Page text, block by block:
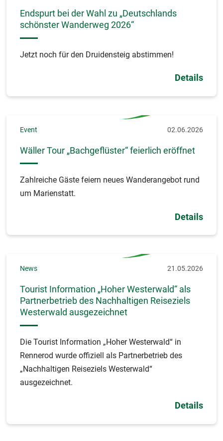
Endspurt bei der Wahl zu „Deutschlands
schönster Wanderweg 2026“
Jetzt noch für den Druidensteig abstimmen!
Details
Event 02.06.2026
Wäller Tour „Bachgeflüster“ feierlich eröffnet
Zahlreiche Gäste feiern neues Wanderangebot rund
um Marienstatt.
Details
News 21.05.2026
Tourist Information „Hoher Westerwald“ als
Partnerbetrieb des Nachhaltigen Reiseziels
Westerwald ausgezeichnet
Die Tourist Information „Hoher Westerwald“ in
Rennerod wurde offiziell als Partnerbetrieb des
„Nachhaltigen Reiseziels Westerwald“
ausgezeichnet.
Details